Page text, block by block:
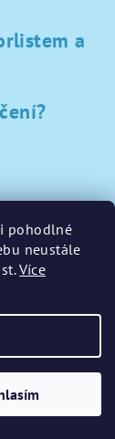
pohodlné
neustále
Více
a